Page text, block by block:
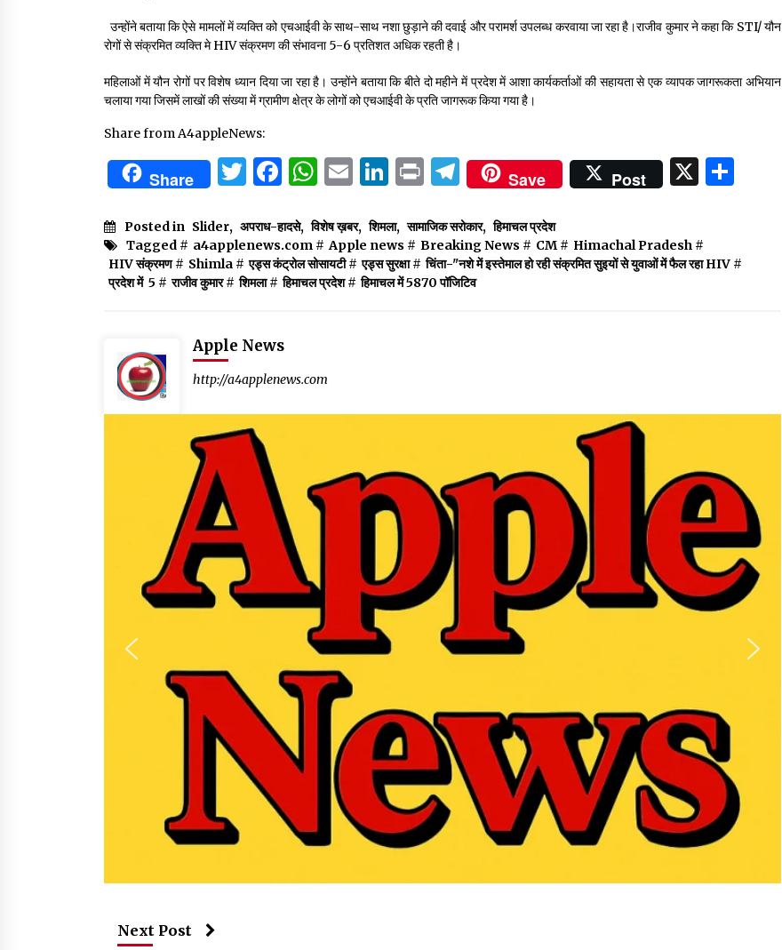
उन्होंने बताया कि ऐसे मामलों में व्यक्ति को एचआईवी के साथ-साथ नशा छुड़ाने की दवाई और परामर्श उपलब्ध करवाया जा रहा है।राजीव कुमार ने कहा कि STI/ यौन
रोगों से संक्रमित व्यक्ति मे HIV संक्रमण की संभावना 5-6 प्रतिशत अधिक रहती है।
महिलाओं में यौन रोगों पर विशेष ध्यान दिया जा रहा है। उन्होंने बताया कि बीते दो महीने में प्रदेश में आशा कार्यकर्ताओं की सहायता से एक व्यापक जागरूकता अभियान
चलाया गया जिसमें लाखों की संख्या में ग्रामीण क्षेत्र के लोगों को एचआईवी के प्रति जागरूक किया गया है।
Share from A4appleNews:
Share Twitter
Facebook
WhatsApp
EmailLinkedIn
PrintTelegram
Save Post X
Posted in Slider, अपराध-हादसे, विशेष ख़बर, शिमला, सामाजिक सरोकार, हिमाचल प्रदेश
Tagged # a4applenews.com # Apple news # Breaking News # CM# Himachal Pradesh #
HIV संक्रमण# Shimla # एड्स कंट्रोल सोसायटी# एड्स सुरक्षा# चिंता-"नशे में इस्तेमाल हो रही संक्रमित सुइयों से युवाओं में फैल रहा HIV #
प्रदेश में 5 # राजीव कुमार# शिमला# हिमाचल प्रदेश# हिमाचल में 5870 पॉजिटिव
Apple News
http://a4applenews.com
Next Post